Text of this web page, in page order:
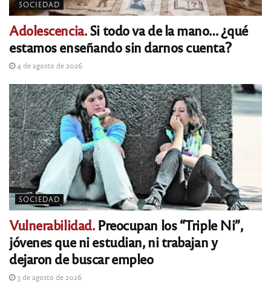
SOCIEDAD
Adolescencia.Si todo va de la mano… ¿qué
estamos enseñando sin darnos cuenta?
4 de agosto de 2026
SOCIEDAD
Vulnerabilidad.Preocupan los “Triple Ni”,
jóvenes que ni estudian, ni trabajan y
dejaron de buscar empleo
3 de agosto de 2026